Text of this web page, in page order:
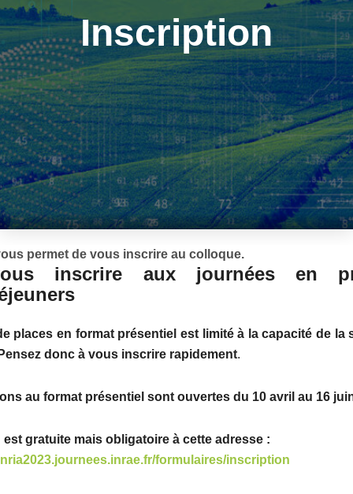
Inscription
permet de vous inscrire au colloque.
inscrire aux journées en
places en format présentiel est limité à la capacité de la
donc à vous inscrire rapidement.
au format présentiel sont ouvertes du 10 avril au 16
gratuite mais obligatoire à cette adresse :
formulaires/inscription